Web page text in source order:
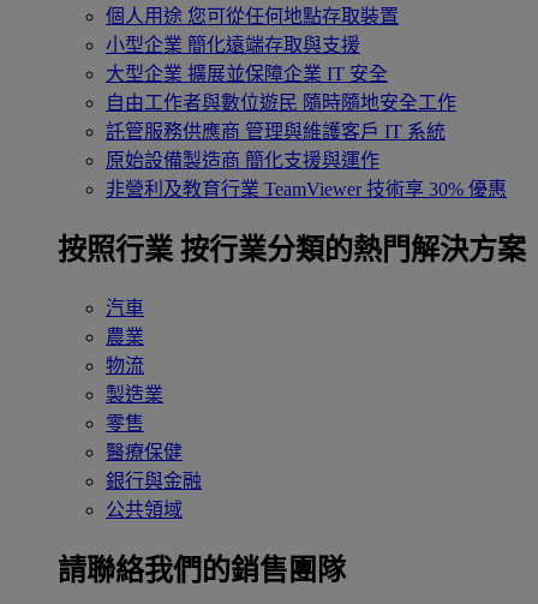
個人用途 您可從任何地點存取裝置
小型企業 簡化遠端存取與支援
大型企業 擴展並保障企業 IT 安全
自由工作者與數位遊民 隨時隨地安全工作
託管服務供應商 管理與維護客戶 IT 系統
原始設備製造商 簡化支援與運作
非營利及教育行業 TeamViewer 技術享 30% 優惠
按照行業 按行業分類的熱門解決方案
汽車
農業
物流
製造業
零售
醫療保健
銀行與金融
公共領域
請聯絡我們的銷售團隊